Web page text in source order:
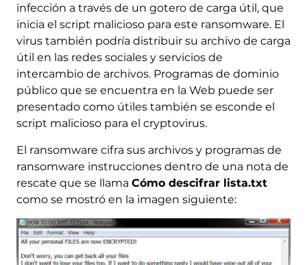
infección a través de un gotero de carga útil, que
inicia el script malicioso para este ransomware. El
virus también podría distribuir su archivo de carga
útil en las redes sociales y servicios de
intercambio de archivos. Programas de dominio
público que se encuentra en la Web puede ser
presentado como útiles también se esconde el
script malicioso para el cryptovirus.
El ransomware cifra sus archivos y programas de
ransomware instrucciones dentro de una nota de
rescate que se llama Cómo descifrar lista.txt
como se mostró en la imagen siguiente: